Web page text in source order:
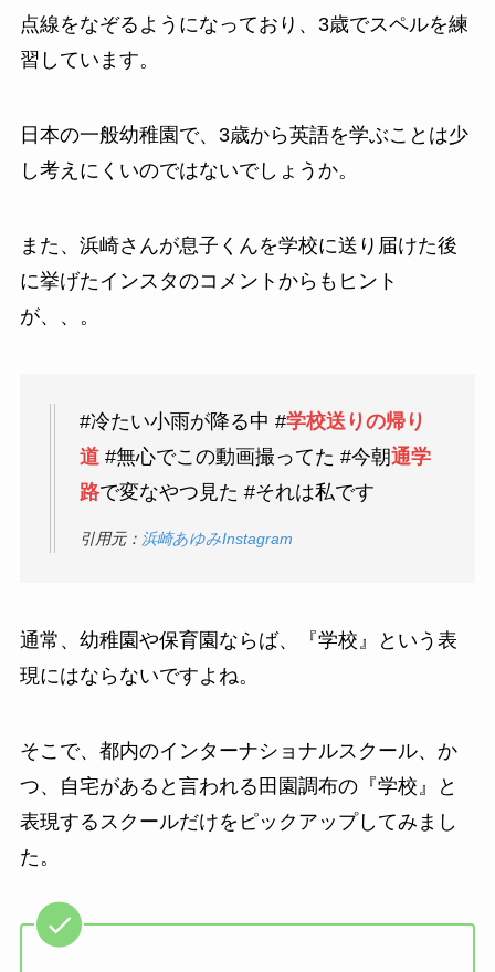
点線をなぞるようになっており、3歳でスペルを練
習しています。
日本の一般幼稚園で、3歳から英語を学ぶことは少
し考えにくいのではないでしょうか。
また、浜崎さんが息子くんを学校に送り届けた後
に挙げたインスタのコメントからもヒント
が、、。
#冷たい小雨が降る中 #学校送りの帰り
道#無心でこの動画撮ってた #今朝通学
路で変なやつ見た #それは私です
引用元： 浜崎あゆみInstagram
通常、幼稚園や保育園ならば、『学校』という表
現にはならないですよね。
そこで、都内のインターナショナルスクール、か
つ、自宅があると言われる田園調布の『学校』と
表現するスクールだけをピックアップしてみまし
た。